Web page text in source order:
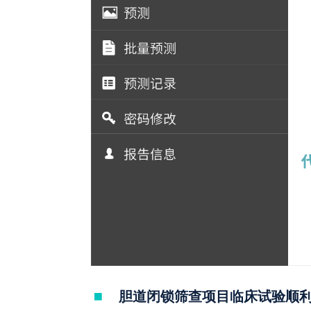
胆道闭锁筛查项目临床试验顺